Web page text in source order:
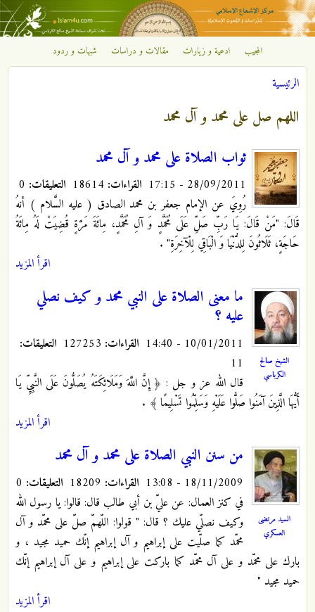
تجاوز إلى المحتوى الرئيسي
مركز
الإشعاع
الإسلامي
المجيب ادعية و زيارات مقالات و دراسات شبهات و ردود
أنت هنا
الرئيسية
اللهم صل على محمد و آل محمد
ثواب الصلاة على محمد و آل محمد
28/09/2011 - 17:15 القراءات: التعليقات:
رُوِيَ عن الإمام جعفر بن محمد الصادق ( عليه السَّلام ) أنهُ
قَالَ: "مَنْ قَالَ: يَا رَبِّ صَلِّ عَلَى مُحَمَّدٍ وَ آلِ مُحَمَّدٍ، مِائَةَ مَرَّةٍ قُضِيَتْ لَهُ مِائَةُ
حَاجَةٍ، ثَلَاثُونَ لِلدُّنْيَا وَ الْبَاقِي لِلْآخِرَةِ" .
اقرأ المزيد
الشيخ صالح
الكرباسي
ما معنى الصلاة على النبي محمد و كيف نصلي
عليه ؟
10/01/2011 - 14:40 القراءات:
التعليقات:
11
قال الله عز و جل : ﴿ إِنَّ اللَّهَ وَمَلَائِكَتَهُ يُصَلُّونَ عَلَى النَّبِيِّ يَا
أَيُّهَا الَّذِينَ آمَنُوا صَلُّوا عَلَيْهِ وَسَلِّمُوا تَسْلِيمًا ﴾ .
اقرأ المزيد
السيد مرتضى
العسكري
من سنن النبي الصلاة على محمد و آل محمد
18/11/2009 - 13:08 القراءات: التعليقات:
في كنز العمال: عن عليّ بن أبي طالب قال: قالوا: يا رسول الله
وكيف نصلّي عليك ؟ قال: " قولوا: اللّهمّ صلّ على محمّد و آل
محمّد كما صلّيت على إبراهيم و آل إبراهيم إنّك حميد مجيد ، و
بارك على محمّد و على آل محمّد كما باركت على إبراهيم و على آل إبراهيم إنّك
حميد مجيد "
اقرأ المزيد